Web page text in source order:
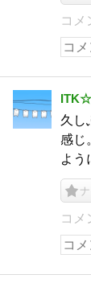
コメ
ITK☆
久し
感じ
よう
コメ